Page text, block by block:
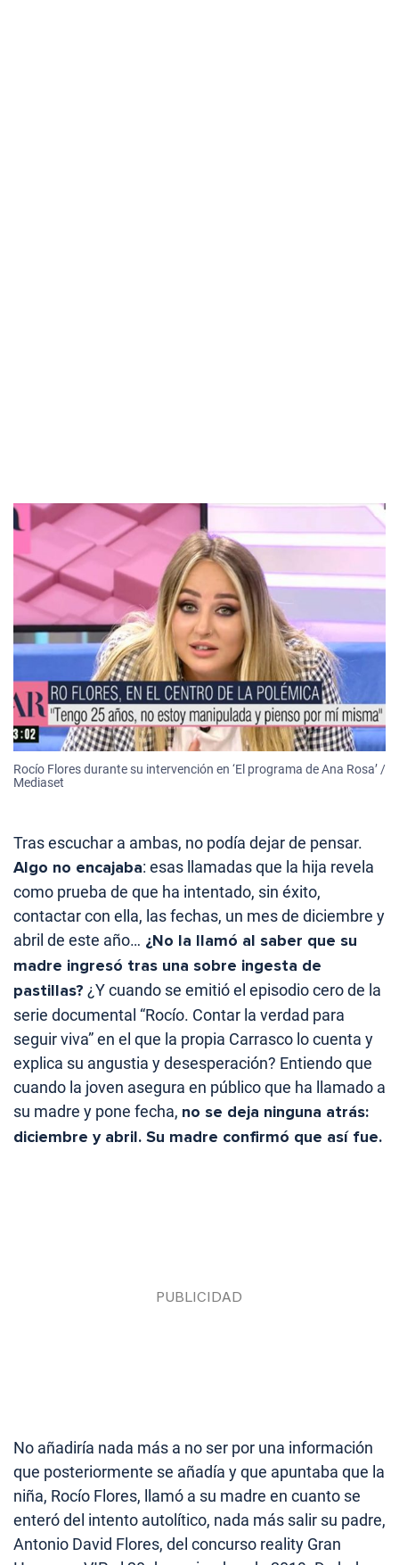
Rocío Flores durante su intervención en ‘El programa de Ana Rosa’ /
Mediaset
Tras escuchar a ambas, no podía dejar de pensar.
Algo no encajaba: esas llamadas que la hija revela
como prueba de que ha intentado, sin éxito,
contactar con ella, las fechas, un mes de diciembre y
abril de este año… ¿No la llamó al saber que su
madre ingresó tras una sobre ingesta de
pastillas? ¿Y cuando se emitió el episodio cero de la
serie documental “Rocío. Contar la verdad para
seguir viva” en el que la propia Carrasco lo cuenta y
explica su angustia y desesperación? Entiendo que
cuando la joven asegura en público que ha llamado a
su madre y pone fecha, no se deja ninguna atrás:
diciembre y abril. Su madre confirmó que así fue.
No añadiría nada más a no ser por una información
que posteriormente se añadía y que apuntaba que la
niña, Rocío Flores, llamó a su madre en cuanto se
enteró del intento autolítico, nada más salir su padre,
Antonio David Flores, del concurso reality Gran